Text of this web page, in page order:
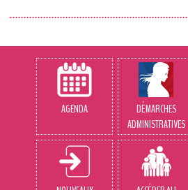
AGENDA
DÉMARCHES
ADMINISTRATIVES